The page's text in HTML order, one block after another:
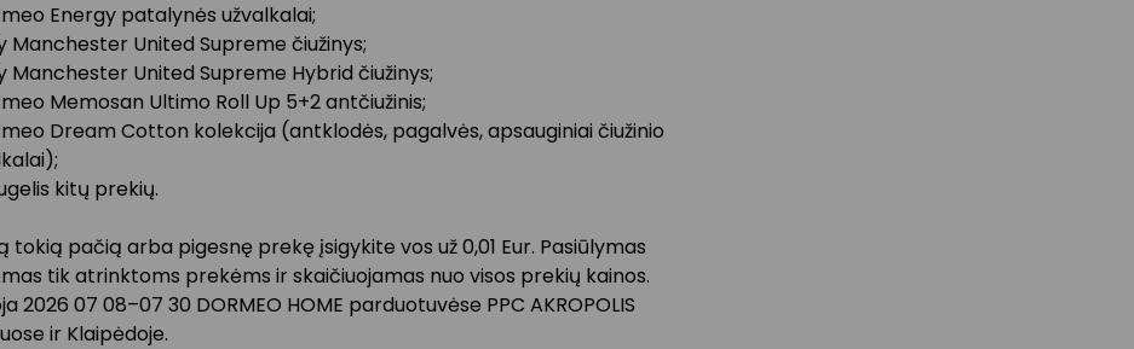
Energy patalynės užvalkalai;
Manchester United Supreme čiužinys;
Manchester United Supreme Hybrid čiužinys;
Memosan Ultimo Roll Up 5+2 antčiužinis;
Dream Cotton kolekcija (antklodės, pagalvės, apsauginiai čiužinio
kitų prekių.
tokią pačią arba pigesnę prekę įsigykite vos už 0,01 Eur. Pasiūlymas
tik atrinktoms prekėms ir skaičiuojamas nuo visos prekių kainos.
2026 07 08–07 30 DORMEO HOME parduotuvėse PPC AKROPOLIS
ir Klaipėdoje.